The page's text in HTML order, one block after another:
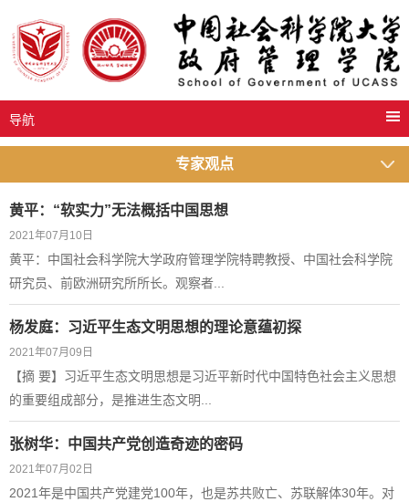
导航
专家观点
黄平：“软实力”无法概括中国思想
2021年07月10日
黄平：中国社会科学院大学政府管理学院特聘教授、中国社会科学院
研究员、前欧洲研究所所长。观察者...
杨发庭：习近平生态文明思想的理论意蕴初探
2021年07月09日
​【摘 要】习近平生态文明思想是习近平新时代中国特色社会主义思想
的重要组成部分，是推进生态文明...
张树华：中国共产党创造奇迹的密码
2021年07月02日
2021年是中国共产党建党100年，也是苏共败亡、苏联解体30年。对